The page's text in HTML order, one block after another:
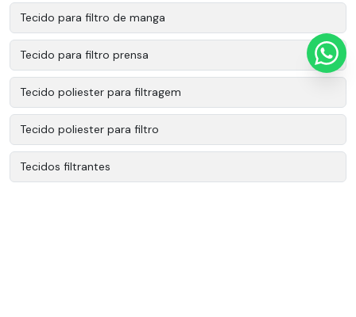
Tecido para filtro de manga
Tecido para filtro prensa
Tecido poliester para filtragem
Tecido poliester para filtro
Tecidos filtrantes